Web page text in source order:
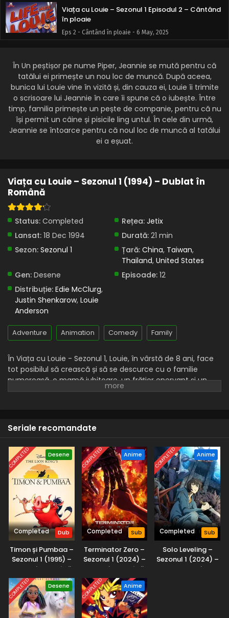
Viața cu Louie – Sezonul 1 Episodul 2 – Cântând
în ploaie
Eps 2 - Cântând în ploaie - 6 May, 2025
fost concediat
Eps 1 - Tata a fost concediat - 6 May, 2025
Viața cu Louie – Sezonul 1 Episod 0 – Un cadou
de Crăciun pentru D-na Stillman
Eps 0 - Un cadou de Crăciun pentru D-na Stillman - 6 May,
2025
În Un peștișor pe nume Piper, Jeannie se mută pentru că
tatălui ei primește un nou loc de muncă. După aceea,
bunica lui Louie vine în vizită și, din cauza ei, Louie îi trimite
o scrisoare lui Jeannie în care îi spune că o iubește. Între
timp, familia primește un pește de companie, pentru că nu
își permit un câine și pisicile ling untul. În cele din urmă,
Jeannie se întoarce pentru că noul loc de muncă al tatălui
ei a eșuat.
Viața cu Louie – Sezonul 1 (1994) – Dublat în
Română
Status: Completed Rețea: Jetix
Lansat: 18 Dec 1994 Durată: 21 min
Sezon: Sezonul 1 Țară: China, Taiwan,
Thailand, United States
Gen: Desene Episoade: 12
Distribuție: Edie McClurg,
Justin Shenkarow, Louie
Anderson
Adventure Animation Comedy Family
În Viața cu Louie - Sezonul 1, Louie, în vârstă de 8 ani, face
tot posibilul să crească și să se descurce cu o familie
numeroasă, o mamă iubitoare, un frățior enervant și un
tată veteran militar. Adăugați la asta o serie de certuri
Fiecare episod este un portret plin de umor și căldură
desprins din experiența reală a lui Louie Anderson ca copil în
Midwest.
Seriale recomandate
COMPLETED Desene
Completed Dub
Timon și Pumbaa –
Sezonul 1 (1995) –
Dublat în Română
COMPLETED Anime
Completed Sub
Terminator Zero –
Sezonul 1 (2024) –
Dublat în Română
COMPLETED Anime
Completed Sub
Solo Leveling –
Sezonul 1 (2024) –
Subtitrat în
COMPLETED Desene COMPLETED Anime